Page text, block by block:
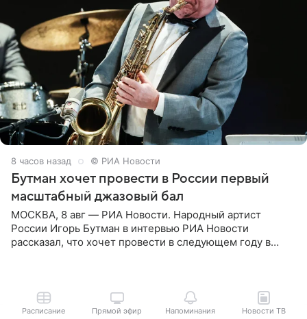
8 часов назад © РИА Новости
Бутман хочет провести в России первый
масштабный джазовый бал
МОСКВА, 8 авг — РИА Новости. Народный артист
России Игорь Бутман в интервью РИА Новости
рассказал, что хочет провести в следующем году в
Расписание Прямой эфир Напоминания Новости ТВ